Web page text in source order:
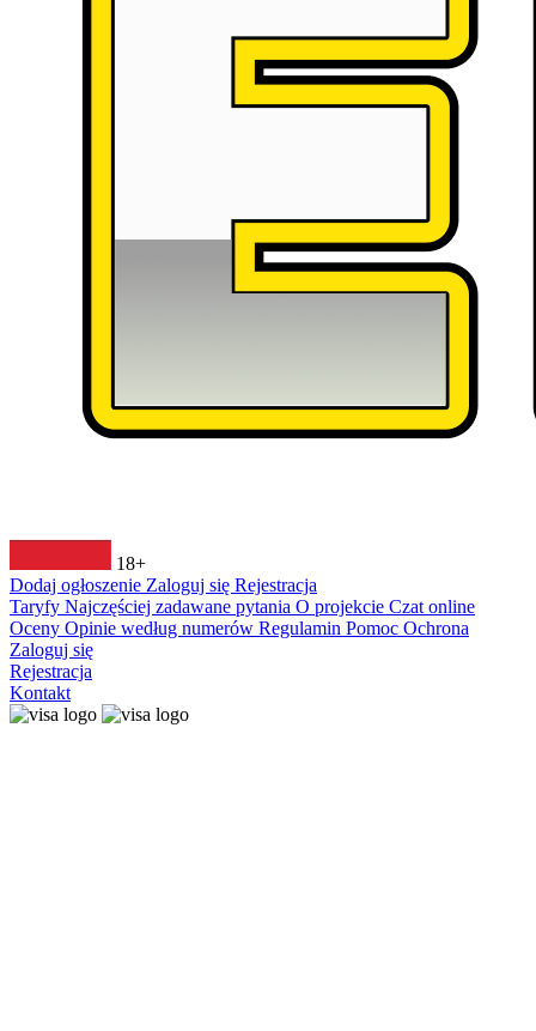
18+
Dodaj ogłoszenie Zaloguj się Rejestracja
Taryfy Najczęściej zadawane pytania O projekcie Czat online
Oceny Opinie według numerów Regulamin Pomoc Ochrona
Zaloguj się
Rejestracja
Kontakt